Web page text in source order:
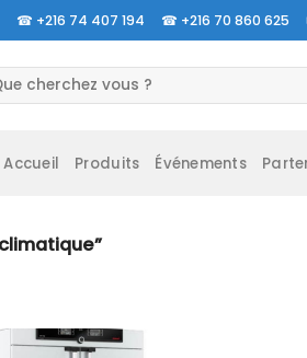
☎ +216 74 407 194 ☎ +216 70 860 625
:
Accueil Produits Événements